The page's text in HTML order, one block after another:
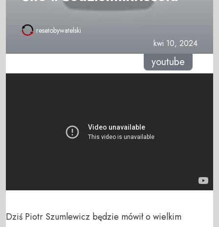
resetobywatelski
kwi 10, 2024
youtube
Dziś Piotr Szumlewicz będzie mówił o wielkim